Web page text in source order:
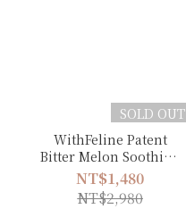
SOLD OUT
WithFeline Patent
Bitter Melon Soothing
Formula
NT$1,480
NT$2,980